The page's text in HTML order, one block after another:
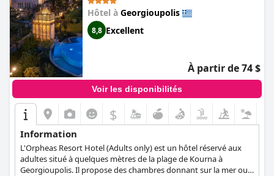
expérience hôtelière de haut niveau sans se ruiner.
Hôtel à Georgioupolis
8,8 Excellent
À partir de 74 $
Voir les disponibilités
$
Information
L'Orpheas Resort Hotel (Adults only) est un hôtel réservé aux
adultes situé à quelques mètres de la plage de Kourna à
Georgioupolis. Il propose des chambres donnant sur la mer ou